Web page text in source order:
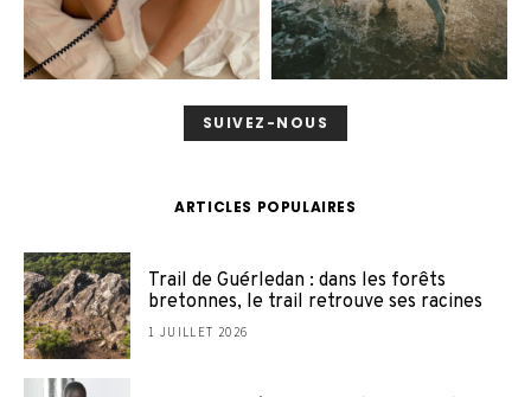
SUIVEZ-NOUS
ARTICLES POPULAIRES
Trail de Guérledan : dans les forêts
bretonnes, le trail retrouve ses racines
1 JUILLET 2026